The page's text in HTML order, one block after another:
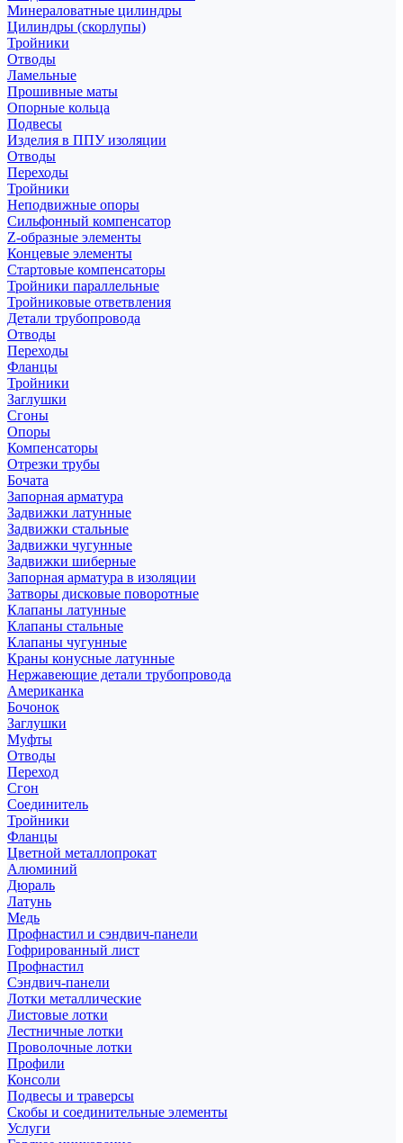
Минераловатные цилиндры
Цилиндры (скорлупы)
Тройники
Отводы
Ламельные
Прошивные маты
Опорные кольца
Подвесы
Изделия в ППУ изоляции
Отводы
Переходы
Тройники
Неподвижные опоры
Cильфонный компенсатор
Z-образные элементы
Концевые элементы
Стартовые компенсаторы
Тройники параллельные
Тройниковые ответвления
Детали трубопровода
Отводы
Переходы
Фланцы
Тройники
Заглушки
Сгоны
Опоры
Компенсаторы
Отрезки трубы
Бочата
Запорная арматура
Задвижки латунные
Задвижки стальные
Задвижки чугунные
Задвижки шиберные
Запорная арматура в изоляции
Затворы дисковые поворотные
Клапаны латунные
Клапаны стальные
Клапаны чугунные
Краны конусные латунные
Нержавеющие детали трубопровода
Американка
Бочонок
Заглушки
Муфты
Отводы
Переход
Сгон
Соединитель
Тройники
Фланцы
Цветной металлопрокат
Алюминий
Дюраль
Латунь
Медь
Профнастил и сэндвич-панели
Гофрированный лист
Профнастил
Сэндвич-панели
Лотки металлические
Листовые лотки
Лестничные лотки
Проволочные лотки
Профили
Консоли
Подвесы и траверсы
Скобы и соединительные элементы
Услуги